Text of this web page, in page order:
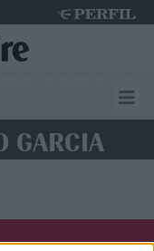
GARCIA